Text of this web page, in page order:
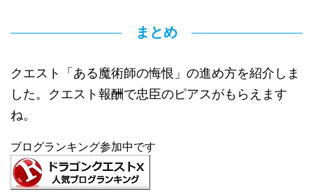
まとめ
クエスト「ある魔術師の悔恨」の進め方を紹介しま
した。クエスト報酬で忠臣のピアスがもらえます
ね。
ブログランキング参加中です